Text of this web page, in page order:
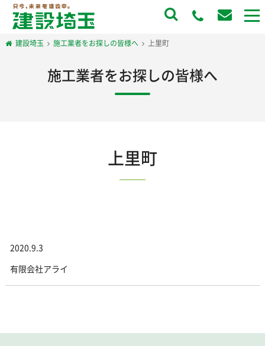
建設埼玉 施工業者をお探しの皆様へ 上里町
施工業者をお探しの皆様へ
上里町
2020.9.3
有限会社アライ